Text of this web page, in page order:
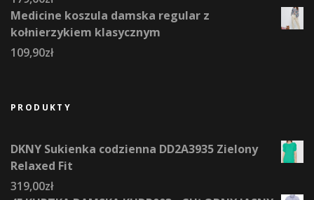
Medicine koszula damska regular z
kołnierzykiem klasycznym
109,90zł
PRODUKTY
DKNY Sukienka codzienna DD2A3935 Zielony
Relaxed Fit
319,00zł